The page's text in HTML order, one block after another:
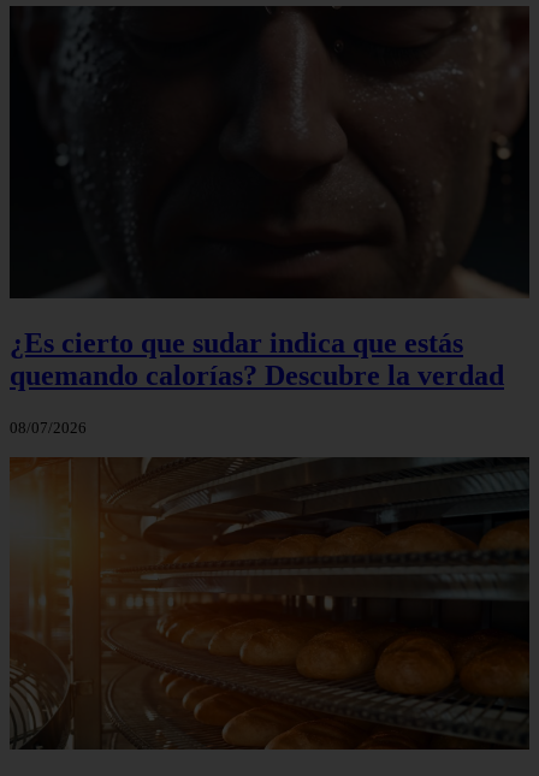
¿Es cierto que sudar indica que estás
quemando calorías? Descubre la verdad
08/07/2026